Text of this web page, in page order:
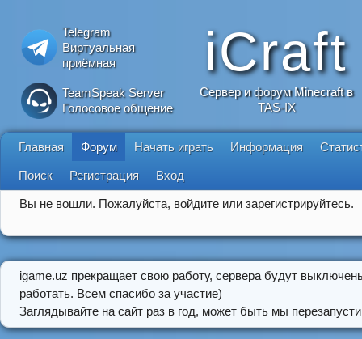
Telegram
Виртуальная
приёмная
TeamSpeak Server
Голосовое общение
iCraft
Сервер и форум Minecraft в
TAS-IX
Главная Форум Начать играть Информация
Поиск Регистрация Вход
Вы не вошли. Пожалуйста, войдите или зарегистрируйтесь.
igame.uz прекращает свою работу, сервера будут
работать. Всем спасибо за участие)
Заглядывайте на сайт раз в год, может быть мы